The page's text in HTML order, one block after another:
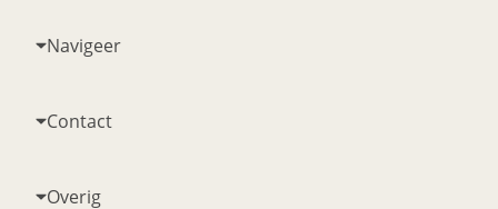
Navigeer
Contact
Overig